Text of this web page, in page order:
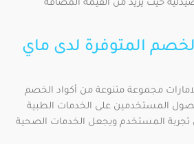
حيث يزيد من القيمة المضافة
الخصم المتوفرة لدى ماي
مجموعة متنوعة من أكواد الخصم
المستخدمين على الخدمات الطبية
تجربة المستخدم ويجعل الخدمات الصحية